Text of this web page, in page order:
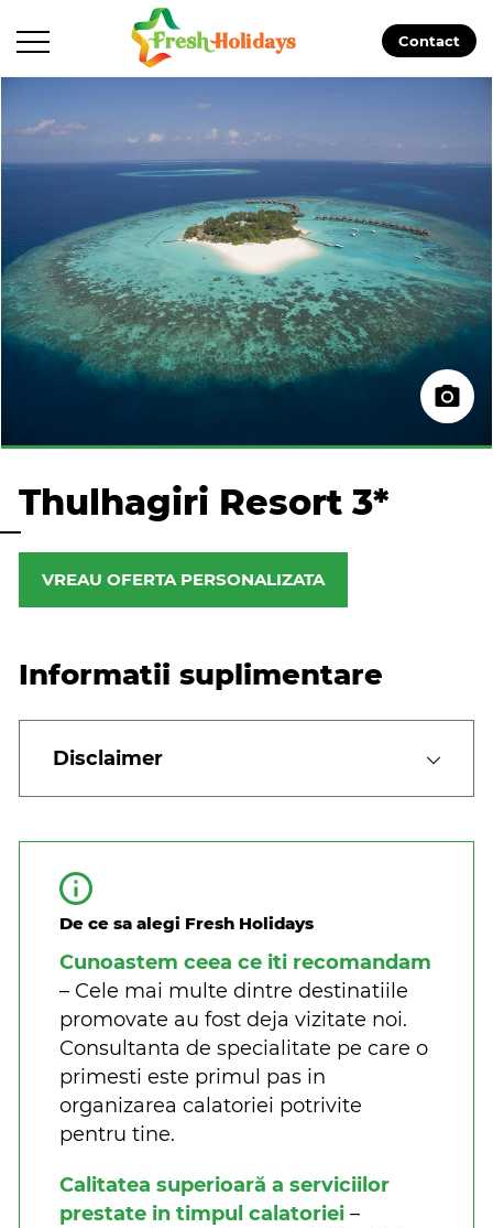
Contact
Thulhagiri Resort 3*
VREAU OFERTA PERSONALIZATA
Informatii suplimentare
Disclaimer
De ce sa alegi Fresh Holidays
Cunoastem ceea ce iti recomandam
– Cele mai multe dintre destinatiile
promovate au fost deja vizitate noi.
Consultanta de specialitate pe care o
primesti este primul pas in
organizarea calatoriei potrivite
pentru tine.
Calitatea superioară a serviciilor
prestate in timpul calatoriei –